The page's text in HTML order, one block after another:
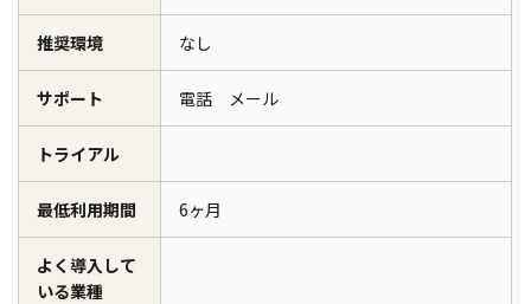
推奨環境 なし
サポート 電話 メール
トライアル
最低利用期間 6ヶ月
よく導入して
いる業種